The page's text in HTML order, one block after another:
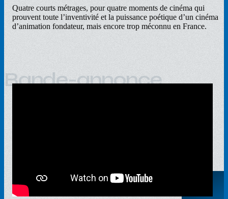
Quatre courts métrages, pour quatre moments de cinéma qui
prouvent toute l’inventivité et la puissance poétique d’un cinéma
d’animation fondateur, mais encore trop méconnu en France.
Bande-annonce